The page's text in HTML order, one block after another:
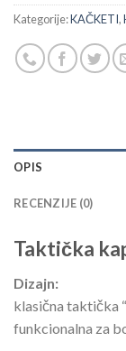
Kategorije:KAČKETI,
OPIS
RECENZIJE (0)
Taktička
Dizajn:
klasična taktička
funkcionalna za